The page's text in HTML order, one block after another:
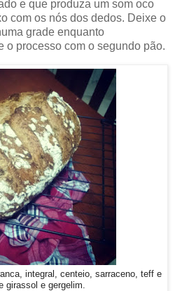
e que produza um som oco
com os nós dos dedos. Deixe o
grade enquanto
o processo com o segundo pão.
integral, centeio, sarraceno, teff e
girassol e gergelim.